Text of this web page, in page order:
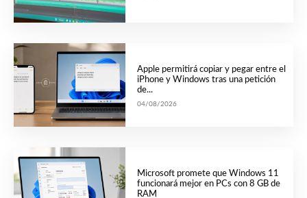
Apple permitirá copiar y pegar entre el
iPhone y Windows tras una petición
de...
04/08/2026
Microsoft promete que Windows 11
funcionará mejor en PCs con 8 GB de
RAM